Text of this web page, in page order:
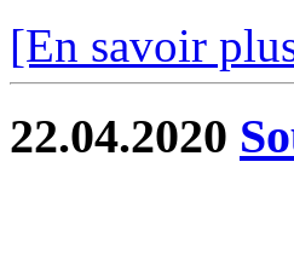
[En savoir
22.04.2020